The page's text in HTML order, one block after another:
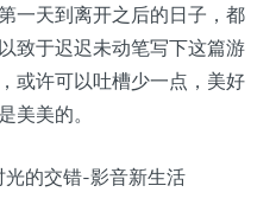
一天到离开之后的日子，都
致于迟迟未动笔写下这篇游
或许可以吐槽少一点，美好
美美的。